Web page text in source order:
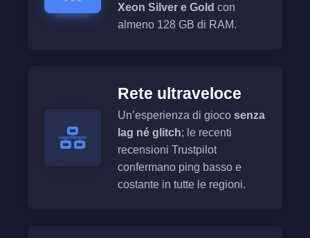
Xeon Silver e Gold con
almeno 128 GB di RAM.
Rete ultraveloce
Un’esperienza di gioco senza
lag né glitch; le recenti
recensioni Trustpilot
confermano ping basso e
costante in tutte le regioni.